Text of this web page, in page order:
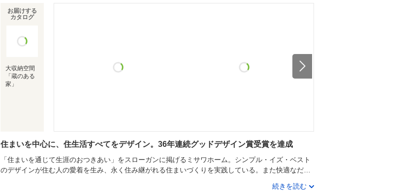
お届けする
カタログ
大収納空間
「蔵のある
家」
住まいを中心に、住生活すべてをデザイン。36年連続グッドデザイン賞受賞を達成
「住まいを通じて生涯のおつきあい」をスローガンに掲げるミサワホーム。シンプル・イズ・ベスト
のデザインが住む人の愛着を生み、永く住み継がれる住まいづくりを実践している。また快適なだ…
続きを読む